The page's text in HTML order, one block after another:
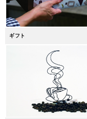
ギフト